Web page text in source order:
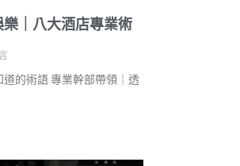
｜八大酒店專業術
道的術語 專業幹部帶領｜透